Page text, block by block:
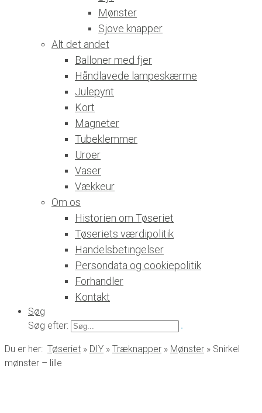
Mønster
Sjove knapper
Alt det andet
Balloner med fjer
Håndlavede lampeskærme
Julepynt
Kort
Magneter
Tubeklemmer
Uroer
Vaser
Vækkeur
Om os
Historien om Tøseriet
Tøseriets værdipolitik
Handelsbetingelser
Persondata og cookiepolitik
Forhandler
Kontakt
Søg
Søg efter:
Du er her: Tøseriet » DIY » Træknapper » Mønster » Snirkel
mønster – lille